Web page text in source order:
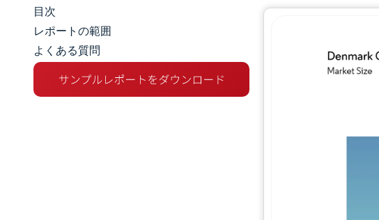
マーケットスナップショット
市場概要
主な市場動向
目次
レポートの範囲
よくある質問